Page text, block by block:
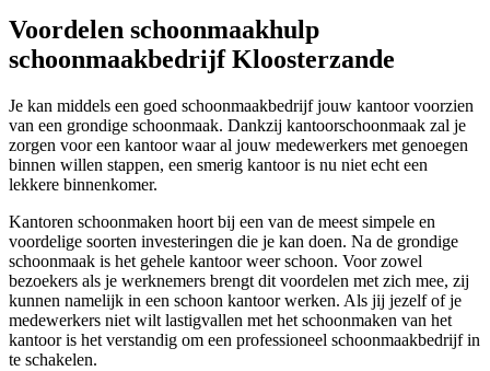
Voordelen schoonmaakhulp
schoonmaakbedrijf Kloosterzande
Je kan middels een goed schoonmaakbedrijf jouw kantoor voorzien
van een grondige schoonmaak. Dankzij kantoorschoonmaak zal je
zorgen voor een kantoor waar al jouw medewerkers met genoegen
binnen willen stappen, een smerig kantoor is nu niet echt een
lekkere binnenkomer.
Kantoren schoonmaken hoort bij een van de meest simpele en
voordelige soorten investeringen die je kan doen. Na de grondige
schoonmaak is het gehele kantoor weer schoon. Voor zowel
bezoekers als je werknemers brengt dit voordelen met zich mee, zij
kunnen namelijk in een schoon kantoor werken. Als jij jezelf of je
medewerkers niet wilt lastigvallen met het schoonmaken van het
kantoor is het verstandig om een professioneel schoonmaakbedrijf in
te schakelen.